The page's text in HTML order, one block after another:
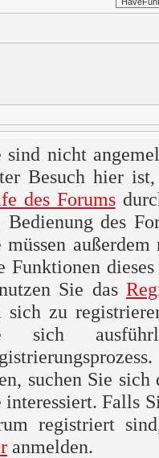
sind nicht
Besuch hier
des Forums
Bedienung des
müssen
Funktionen
Sie das
sich zu
sich
suchen Sie sich
interessiert. Falls
registriert
anmelden.